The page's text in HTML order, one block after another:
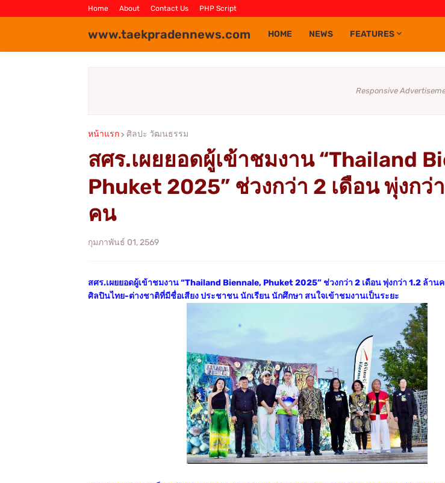
Home About Contact Us PHP Script
www.taekpradennews.com HOME NEWS FEATURES
Responsive
หน้าแรก ศิลปะ วัฒนธรรม
สศร.เผยยอดผู้เข้าชมงาน “Thailand
Phuket 2025” ช่วงกว่า 2 เดือน พุ่งกว่
คน
กุมภาพันธ์ 01, 2569
สศร.เผยยอดผู้เข้าชมงาน “Thailand Biennale, Phuket 2025” ช่วงกว่า 2 เดือน พุ่งกว่า 1.2 ล้า
ศิลปินไทย-ต่างชาติที่มีชื่อเสียง ประชาชน นักเรียน นักศึกษา สนใจเข้าชมงานเป็นระยะ